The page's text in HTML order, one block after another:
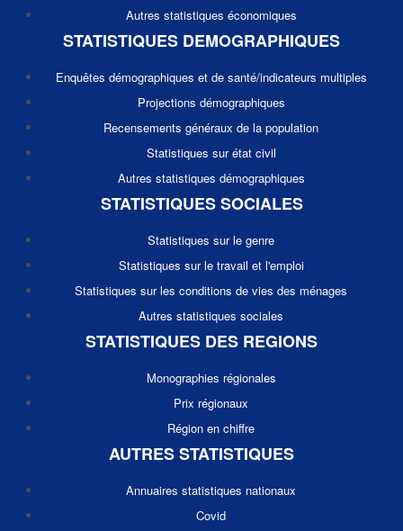
Autres statistiques économiques
STATISTIQUES DEMOGRAPHIQUES
Enquêtes démographiques et de santé/indicateurs multiples
Projections démographiques
Recensements généraux de la population
Statistiques sur état civil
Autres statistiques démographiques
STATISTIQUES SOCIALES
Statistiques sur le genre
Statistiques sur le travail et l'emploi
Statistiques sur les conditions de vies des ménages
Autres statistiques sociales
STATISTIQUES DES REGIONS
Monographies régionales
Prix régionaux
Région en chiffre
AUTRES STATISTIQUES
Annuaires statistiques nationaux
Covid